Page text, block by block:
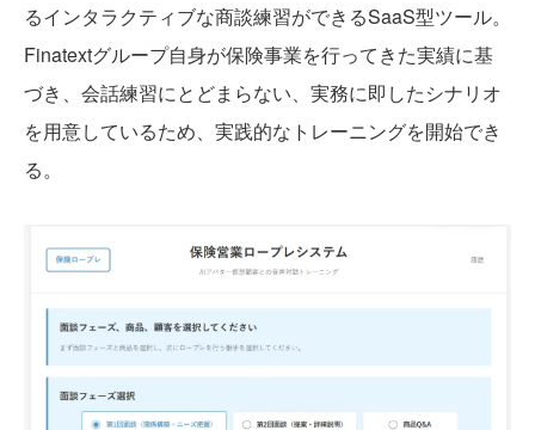
るインタラクティブな商談練習ができるSaaS型ツール。
Finatextグループ自身が保険事業を行ってきた実績に基
づき、会話練習にとどまらない、実務に即したシナリオ
を用意しているため、実践的なトレーニングを開始でき
る。